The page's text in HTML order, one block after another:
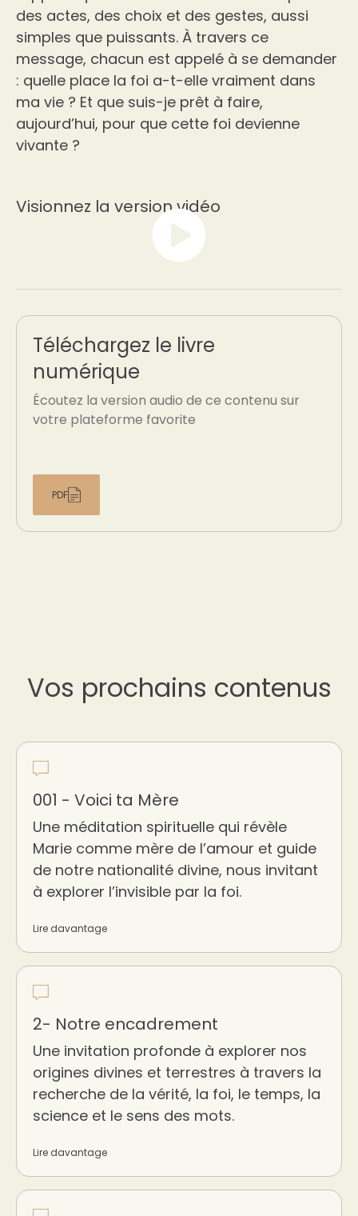
des actes, des choix et des gestes, aussi
simples que puissants. À travers ce
message, chacun est appelé à se demander
: quelle place la foi a-t-elle vraiment dans
ma vie ? Et que suis-je prêt à faire,
aujourd’hui, pour que cette foi devienne
vivante ?
Visionnez la version vidéo
Téléchargez le livre
numérique
Écoutez la version audio de ce contenu sur
votre plateforme favorite
PDF
Vos prochains contenus
001 - Voici ta Mère
Une méditation spirituelle qui révèle
Marie comme mère de l’amour et guide
de notre nationalité divine, nous invitant
à explorer l’invisible par la foi.
Lire davantage
2- Notre encadrement
Une invitation profonde à explorer nos
origines divines et terrestres à travers la
recherche de la vérité, la foi, le temps, la
science et le sens des mots.
Lire davantage